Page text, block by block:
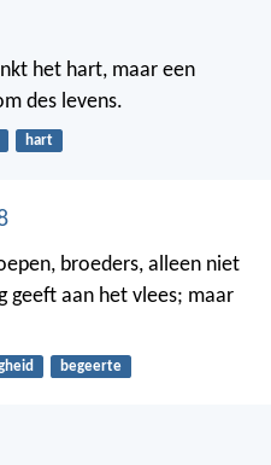
het hart, maar een
des levens.
hart
broeders, alleen niet
geeft aan het vlees; maar
begeerte